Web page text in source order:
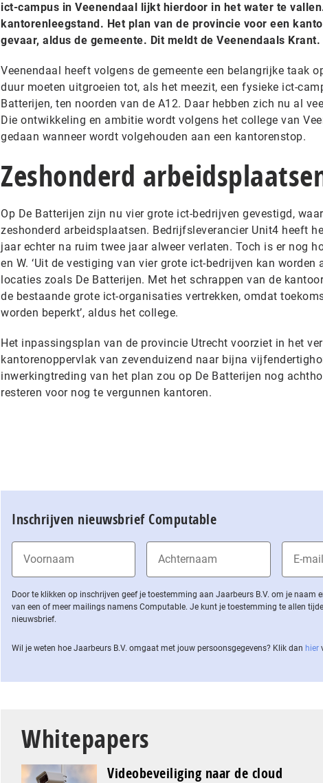
ict-campus in Veenendaal lijkt hierdoor in het water te
kantorenleegstand. Het plan van de provincie voor een
gevaar, aldus de gemeente. Dit meldt de Veenendaals Krant.
Veenendaal heeft volgens de gemeente een belangrijke taak
duur moeten uitgroeien tot, als het meezit, een fysieke ict-
Batterijen, ten noorden van de A12. Daar hebben zich nu al
Die ontwikkeling en ambitie wordt volgens het college van
gedaan wanneer wordt volgehouden aan een kantorenstop.
Zeshonderd
Op De Batterijen zijn nu vier grote ict-bedrijven gevestigd,
zeshonderd arbeidsplaatsen. Bedrijfsleverancier Unit4 heeft
jaar echter na ruim twee jaar alweer verlaten. Toch is er nog
en W. ‘Uit de vestiging van vier grote ict-bedrijven kan
locaties zoals De Batterijen. Met het schrappen van de
de bestaande grote ict-organisaties vertrekken, omdat
worden beperkt’, aldus het college.
Het inpassingsplan van de provincie Utrecht voorziet in het
kantorenoppervlak van zevenduizend naar bijna
inwerkingtreding van het plan zou op De Batterijen nog
resteren voor nog te vergunnen kantoren.
Inschrijven nieuwsbrief Computable
Door te klikken op inschrijven geef je toestemming aan Jaarbeurs B.V. om je naam
van een of meer mailings namens Computable. Je kunt je toestemming te allen
nieuwsbrief.
Wil je weten hoe Jaarbeurs B.V. omgaat met jouw per­soons­ge­ge­vens? Klik dan hier
Whitepapers
Videobeveiliging naar de cloud